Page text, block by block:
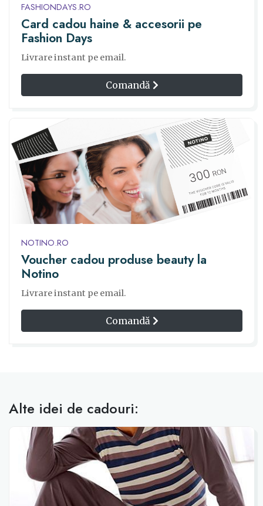
FASHIONDAYS.RO
Card cadou haine & accesorii pe
Fashion Days
Livrare instant pe email.
Comandă
NOTINO.RO
Voucher cadou produse beauty la
Notino
Livrare instant pe email.
Comandă
Alte idei de cadouri: